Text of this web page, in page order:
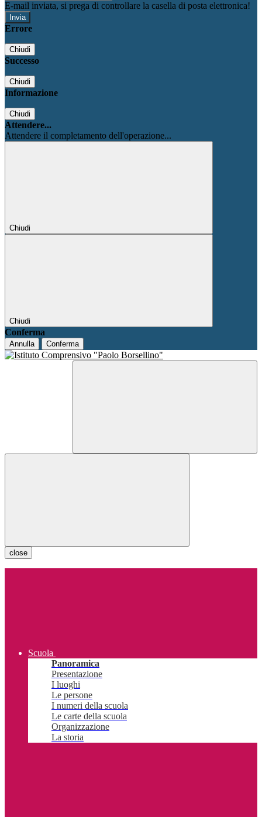
E-mail inviata, si prega di controllare la casella di posta elettronica!
Errore
Chiudi
Successo
Chiudi
Informazione
Chiudi
Attendere...
Attendere il completamento dell'operazione...
Chiudi
Chiudi
Conferma
Annulla Conferma
close
Scuola
Panoramica
Presentazione
I luoghi
Le persone
I numeri della scuola
Le carte della scuola
Organizzazione
La storia